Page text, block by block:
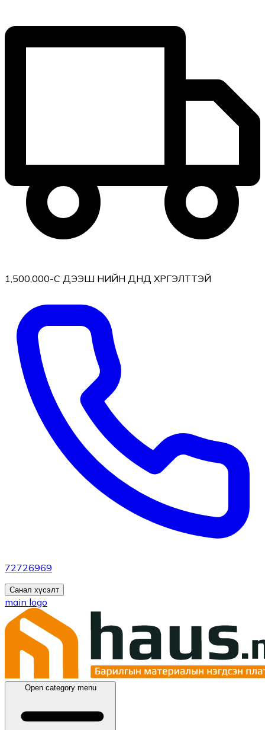
1,500,000-С ДЭЭШ ҮНИЙН ДҮНД ХҮРГЭЛТТЭЙ
72726969
Санал хүсэлт
main logo
Open category menu